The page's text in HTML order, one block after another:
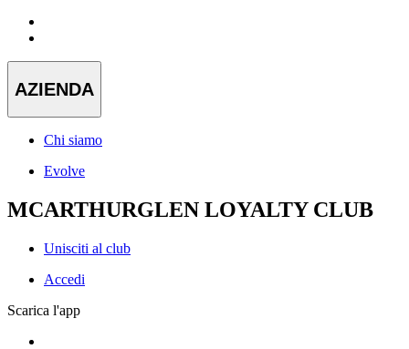
AZIENDA
Chi siamo
Evolve
MCARTHURGLEN LOYALTY CLUB
Unisciti al club
Accedi
Scarica l'app